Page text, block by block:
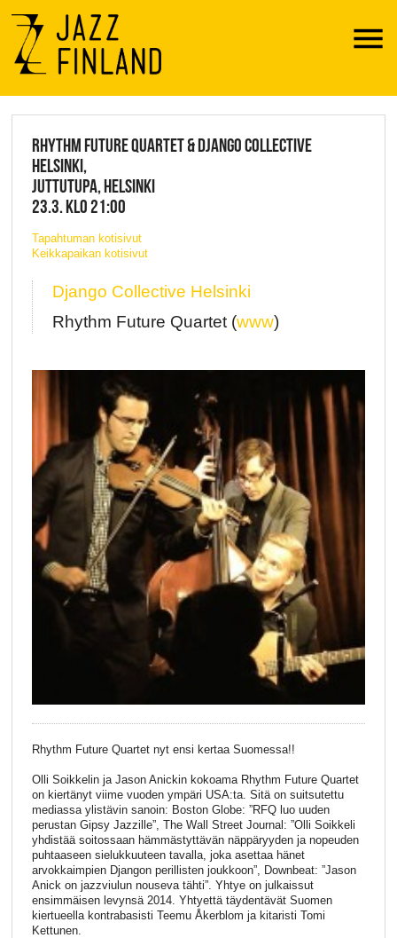
Menu
JAZZ FINLAND LIVE
RHYTHM FUTURE QUARTET & DJANGO COLLECTIVE
HELSINKI,
JUTTUTUPA, HELSINKI
23.3. KLO 21:00
Tapahtuman kotisivut
Keikkapaikan kotisivut
Django Collective Helsinki
Rhythm Future Quartet (www)
Rhythm Future Quartet nyt ensi kertaa Suomessa!!
Olli Soikkelin ja Jason Anickin kokoama Rhythm Future Quartet
on kiertänyt viime vuoden ympäri USA:ta. Sitä on suitsutettu
mediassa ylistävin sanoin: Boston Globe: ”RFQ luo uuden
perustan Gipsy Jazzille”, The Wall Street Journal: ”Olli Soikkeli
yhdistää soitossaan hämmästyttävän näppäryyden ja nopeuden
puhtaaseen sielukkuuteen tavalla, joka asettaa hänet
arvokkaimpien Djangon perillisten joukkoon”, Downbeat: ”Jason
Anick on jazzviulun nouseva tähti”. Yhtye on julkaissut
ensimmäisen levynsä 2014. Yhtyettä täydentävät Suomen
kiertueella kontrabasisti Teemu Åkerblom ja kitaristi Tomi
Kettunen.